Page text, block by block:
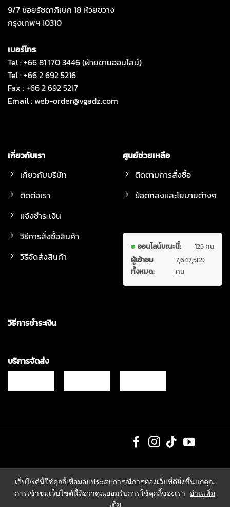
9/7 ซอยรัชดาภิเษก 18 ห้วยขวาง
กรุงเทพฯ 10310
เบอร์โทร
Tel : +66 81 170 3446 (ฝ่ายขายออนไลน์)
Tel : +66 2 692 5216
Fax : +66 2 692 5217
Email :web-order@vgadz.com
เกี่ยวกับเรา
เกี่ยวกับบริษัท
ติดต่อเรา
แจ้งชำระเงิน
วิธีการสั่งซื้อสินค้า
วิธีจัดส่งสินค้า
ศูนย์ช่วยเหลือ
ติดตามการสั่งซื้อ
ข้อตกลงและโยบายต่างๆ
ออนไลน์ขณะนี้:
125 คน
ผู้เข้าชม
ทั้งหมด:
7,647,589
คน
วิธีการชำระเงิน
บริการจัดส่ง
เว็บไซต์นี้ใช้คุกกี้เพื่อมอบประสบการณ์การท่องเว็บที่ดียิ่งขึ้นแก่คุณ
การเข้าชมเว็บไซต์นี้ถือว่าคุณยอมรับการใช้คุกกี้ของเรา
อ่านเพิ่ม
เติม